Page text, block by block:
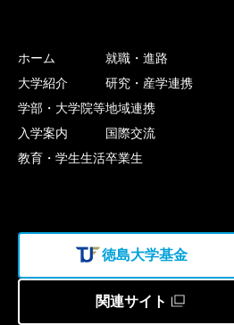
ホーム
大学紹介
学部・大学院等
入学案内
教育・学生生活
就職・進路
研究・産学連携
地域連携
国際交流
卒業生
徳島大学基金
関連サイト